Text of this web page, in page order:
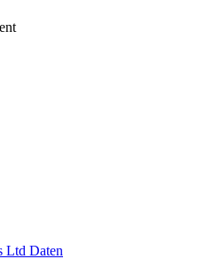
Ltd Daten